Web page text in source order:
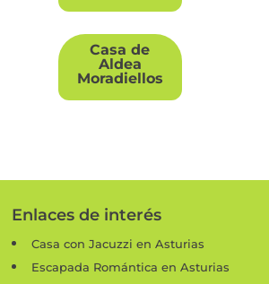
Casa de
Aldea
Moradiellos
Enlaces de interés
Casa con Jacuzzi en Asturias
Escapada Romántica en Asturias